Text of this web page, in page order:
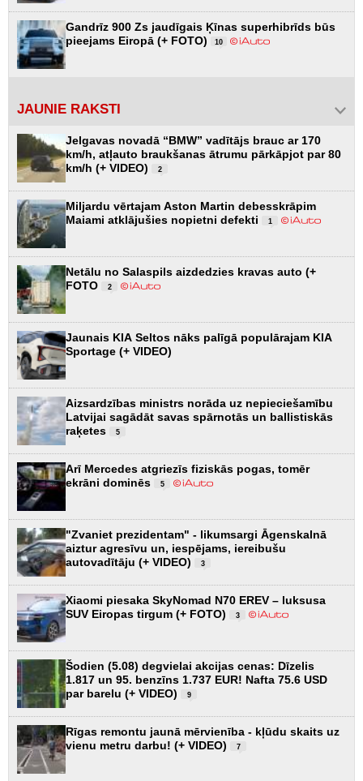
Gandrīz 900 Zs jaudīgais Ķīnas superhibrīds būs
pieejams Eiropā (+ FOTO)
10
JAUNIE RAKSTI
Jelgavas novadā “BMW” vadītājs brauc ar 170
km/h, atļauto braukšanas ātrumu pārkāpjot par 80
km/h (+ VIDEO)
2
Miljardu vērtajam Aston Martin debesskrāpim
Maiami atklājušies nopietni defekti
1
Netālu no Salaspils aizdedzies kravas auto (+
FOTO
2
Jaunais KIA Seltos nāks palīgā populārajam KIA
Sportage (+ VIDEO)
Aizsardzības ministrs norāda uz nepieciešamību
Latvijai sagādāt savas spārnotās un ballistiskās
raķetes
5
Arī Mercedes atgriezīs fiziskās pogas, tomēr
ekrāni dominēs
5
"Zvaniet prezidentam" - likumsargi Āgenskalnā
aiztur agresīvu un, iespējams, iereibušu
autovadītāju (+ VIDEO)
3
Xiaomi piesaka SkyNomad N70 EREV – luksusa
SUV Eiropas tirgum (+ FOTO)
3
Šodien (5.08) degvielai akcijas cenas: Dīzelis
1.817 un 95. benzīns 1.737 EUR! Nafta 75.6 USD
par barelu (+ VIDEO)
9
Rīgas remontu jaunā mērvienība - kļūdu skaits uz
vienu metru darbu! (+ VIDEO)
7